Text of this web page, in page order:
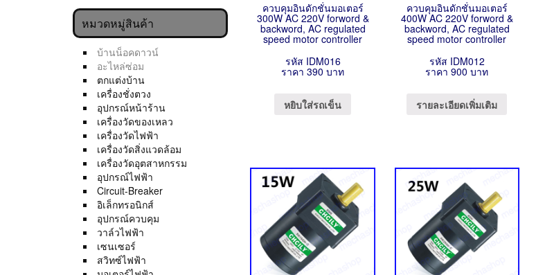
หมวดหมู่สินค้า
บ้านน็อคดาวน์
อะไหล่ซ่อม
ตกแต่งบ้าน
เครื่องชั่งตวง
อุปกรณ์หน้าร้าน
เครื่องวัดของเหลว
เครื่องวัดไฟฟ้า
เครื่องวัดสิ่งแวดล้อม
เครื่องวัดอุตสาหกรรม
อุปกรณ์ไฟฟ้า
Circuit-Breaker
อิเล็กทรอนิกส์
อุปกรณ์ควบคุม
วาล์วไฟฟ้า
เซนเซอร์
สวิทซ์ไฟฟ้า
ควบคุมอินดักชั่นมอเตอร์
300W AC 220V forword &
backword, AC regulated
speed motor controller
รหัส IDM016
ราคา 390 บาท
หยิบใส่รถเข็น
ควบคุมอินดักชั่นมอเตอร์
400W AC 220V forword &
backword, AC regulated
speed motor controller
รหัส IDM012
ราคา 900 บาท
รายละเอียดเพิ่มเติม